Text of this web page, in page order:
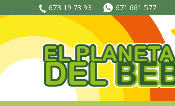
673 19 73 93 671 661 577